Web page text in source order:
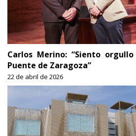
Carlos Merino: “Siento
Puente de Zaragoza”
22 de abril de 2026